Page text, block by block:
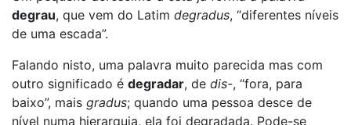
degrau, que vem do Latim degradus, “diferentes níveis
de uma escada”.
Falando nisto, uma palavra muito parecida mas com
outro significado é degradar, de dis-, “fora, para
baixo”, mais gradus; quando uma pessoa desce de
nível numa hierarquia, ela foi degradada. Pode-se